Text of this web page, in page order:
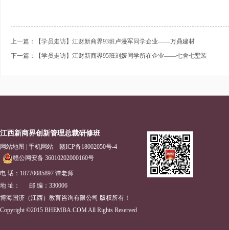
上一篇：【学员走访】江财新商界93班卢漫军同学企业——万鼎建材
下一篇：【学员走访】江财新商界95班刘媛同学所在企业——七舍七墅装
江西新商界创新管理总裁研修班
网站地图 手机网站
赣ICP备18002050号-4
赣公网安备 36010202000160号
电 话：18770085897 谭老师
地 址： 邮 编：330006
博海国济（江西）教育咨询有限公司 版权所有！
Copyright ©2015 BHEMBA.COM All Rights Reserved